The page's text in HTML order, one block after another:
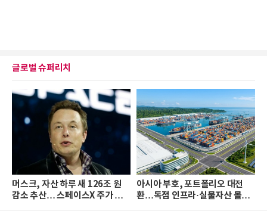
글로벌 슈퍼리치
머스크, 자산 하루 새 126조 원
감소 추산… 스페이스X 주가 하
아시아 부호, 포트폴리오 대전
환…독점 인프라·실물자산 몰린